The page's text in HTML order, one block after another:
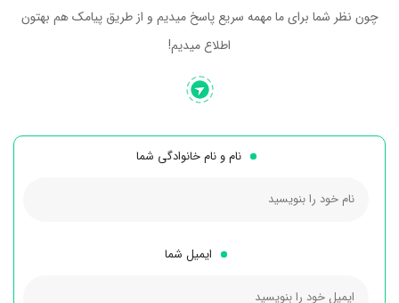
چون نظر شما برای ما مهمه سریع پاسخ میدیم و از طریق پیامک هم بهتون
اطلاع میدیم!
نام و نام خانوادگی شما
ایمیل شما